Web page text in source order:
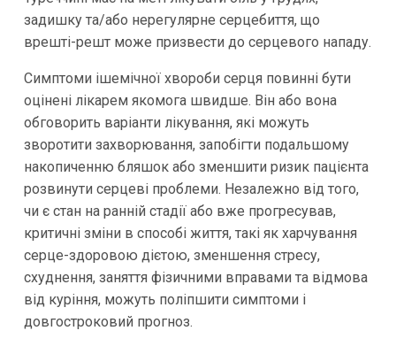
задишку та/або нерегулярне серцебиття, що
врешті-решт може призвести до серцевого нападу.
Симптоми ішемічної хвороби серця повинні бути
оцінені лікарем якомога швидше. Він або вона
обговорить варіанти лікування, які можуть
зворотити захворювання, запобігти подальшому
накопиченню бляшок або зменшити ризик пацієнта
розвинути серцеві проблеми. Незалежно від того,
чи є стан на ранній стадії або вже прогресував,
критичні зміни в способі життя, такі як харчування
серце-здоровою дієтою, зменшення стресу,
схуднення, заняття фізичними вправами та відмова
від куріння, можуть поліпшити симптоми і
довгостроковий прогноз.